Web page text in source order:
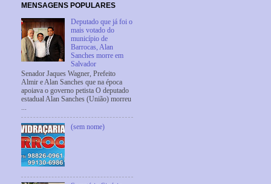
MENSAGENS POPULARES
Deputado que já foi o
mais votado do
município de
Barrocas, Alan
Sanches morre em
Salvador
Senador Jaques Wagner, Prefeito
Almir e Alan Sanches que na época
apoiava o governo petista O deputado
estadual Alan Sanches (União) morreu
...
(sem nome)